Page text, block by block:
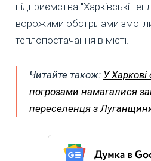
підприємства "Харківські
ворожими обстрілами
теплопостачання в місті.
Читайте також: У Харкові
погрозами намагалися
переселенця з